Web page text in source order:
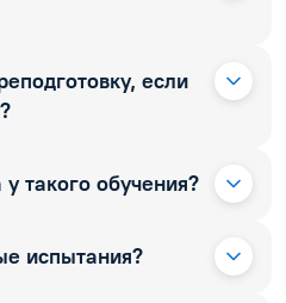
если
такого обучения?
испытания?